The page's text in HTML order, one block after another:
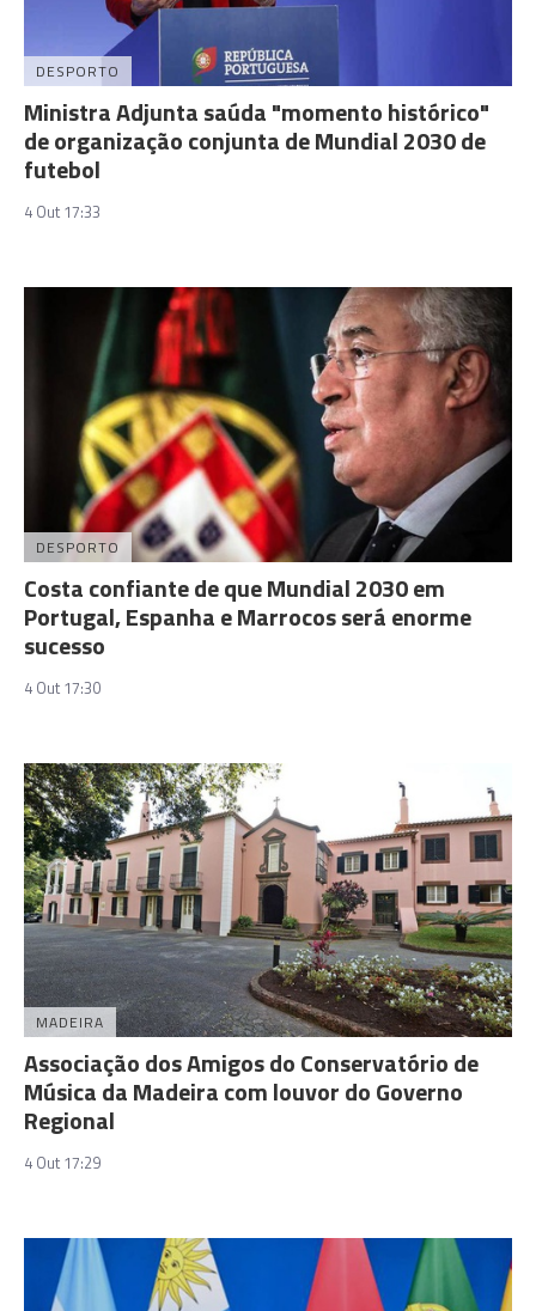
DESPORTO
Ministra Adjunta saúda "momento histórico"
de organização conjunta de Mundial 2030 de
futebol
4 Out 17:33
DESPORTO
Costa confiante de que Mundial 2030 em
Portugal, Espanha e Marrocos será enorme
sucesso
4 Out 17:30
MADEIRA
Associação dos Amigos do Conservatório de
Música da Madeira com louvor do Governo
Regional
4 Out 17:29